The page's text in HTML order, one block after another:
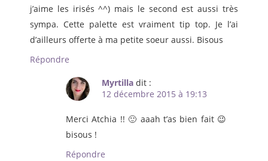
j’aime les irisés ^^) mais le second est aussi très
sympa. Cette palette est vraiment tip top. Je l’ai
d’ailleurs offerte à ma petite soeur aussi. Bisous
Répondre
Myrtilla dit :
12 décembre 2015 à 19:13
Merci Atchia !! 🙂 aaah t’as bien fait 😉
bisous !
Répondre